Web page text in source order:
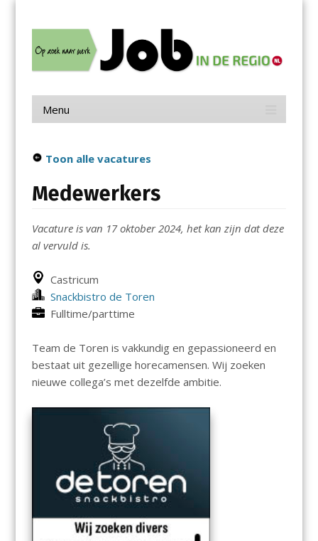
contentJob in de Regio
Menu
Toon alle vacatures
Medewerkers
Vacature is van 17 oktober 2024, het kan zijn dat deze
al vervuld is.
Castricum
Snackbistro de Toren
Fulltime/parttime
Team de Toren is vakkundig en gepassioneerd en
bestaat uit gezellige horecamensen. Wij zoeken
nieuwe collega’s met dezelfde ambitie.